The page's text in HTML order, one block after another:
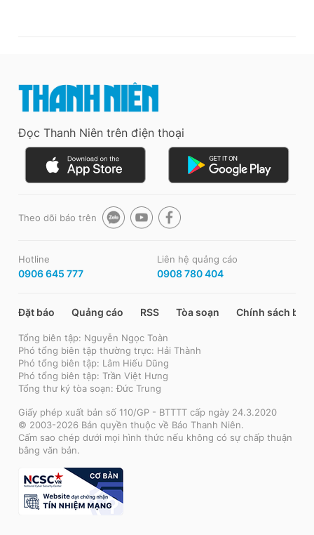
Đọc Thanh Niên trên điện thoại
Theo dõi báo trên
Hotline
0906 645 777
Liên hệ quảng cáo
0908 780 404
Đặt báo Quảng cáo RSS Tòa soạn Chính sách bảo
Tổng biên tập: Nguyễn Ngọc Toàn
Phó tổng biên tập thường trực: Hải Thành
Phó tổng biên tập: Lâm Hiếu Dũng
Phó tổng biên tập: Trần Việt Hưng
Tổng thư ký tòa soạn: Đức Trung
Giấy phép xuất bản số 110/GP - BTTTT cấp ngày 24.3.2020
© 2003-2026 Bản quyền thuộc về Báo Thanh Niên.
Cấm sao chép dưới mọi hình thức nếu không có sự chấp thuận
bằng văn bản.